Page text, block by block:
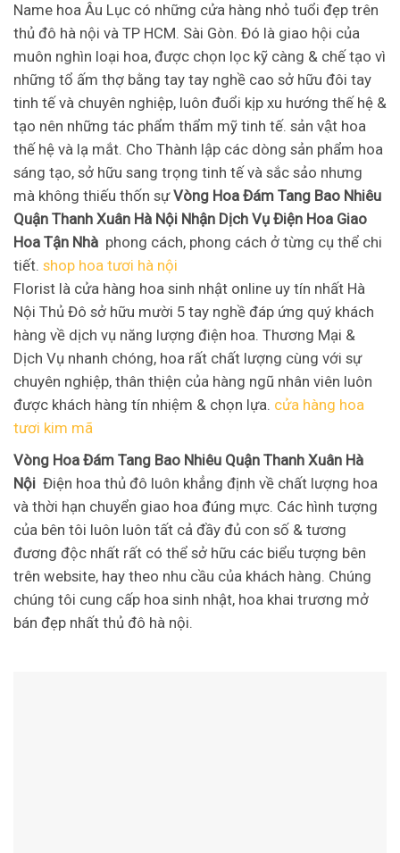
Name hoa Âu Lục có những cửa hàng nhỏ tuổi đẹp trên
thủ đô hà nội và TP HCM. Sài Gòn. Đó là giao hội của
muôn nghìn loại hoa, được chọn lọc kỹ càng & chế tạo vì
những tổ ấm thợ bằng tay tay nghề cao sở hữu đôi tay
tinh tế và chuyên nghiệp, luôn đuổi kịp xu hướng thế hệ &
tạo nên những tác phẩm thẩm mỹ tinh tế. sản vật hoa
thế hệ và lạ mắt. Cho Thành lập các dòng sản phẩm hoa
sáng tạo, sở hữu sang trọng tinh tế và sắc sảo nhưng
mà không thiếu thốn sựVòng Hoa Đám Tang Bao Nhiêu
Quận Thanh Xuân Hà Nội Nhận Dịch Vụ Điện Hoa Giao
Hoa Tận Nhà phong cách, phong cách ở từng cụ thể chi
tiết. shop hoa tươi hà nội
Florist là cửa hàng hoa sinh nhật online uy tín nhất Hà
Nội Thủ Đô sở hữu mười 5 tay nghề đáp ứng quý khách
hàng về dịch vụ năng lượng điện hoa. Thương Mại &
Dịch Vụ nhanh chóng, hoa rất chất lượng cùng với sự
chuyên nghiệp, thân thiện của hàng ngũ nhân viên luôn
được khách hàng tín nhiệm & chọn lựa. cửa hàng hoa
tươi kim mã
Vòng Hoa Đám Tang Bao Nhiêu Quận Thanh Xuân Hà
Nội Điện hoa thủ đô luôn khẳng định về chất lượng hoa
và thời hạn chuyển giao hoa đúng mực. Các hình tượng
của bên tôi luôn luôn tất cả đầy đủ con số & tương
đương độc nhất rất có thể sở hữu các biểu tượng bên
trên website, hay theo nhu cầu của khách hàng. Chúng
chúng tôi cung cấp hoa sinh nhật, hoa khai trương mở
bán đẹp nhất thủ đô hà nội.